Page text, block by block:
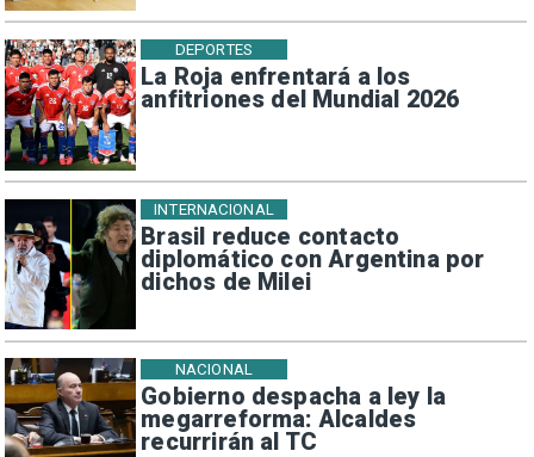
La Roja enfrentará a los
anfitriones del Mundial 2026
DEPORTES
Brasil reduce contacto
diplomático con Argentina por
dichos de Milei
INTERNACIONAL
Gobierno despacha a ley la
megarreforma: Alcaldes
recurrirán al TC
NACIONAL